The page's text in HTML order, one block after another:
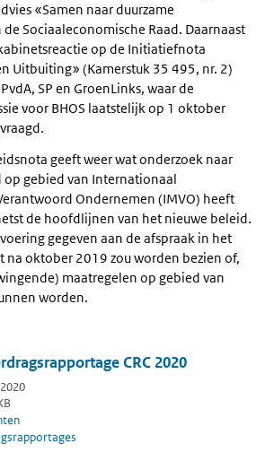
«Samen naar duurzame
Sociaaleconomische Raad. Daarnaast
op de Initiatiefnota
Uitbuiting» (Kamerstuk 35 495, nr. 2)
SP en GroenLinks, waar de
voor BHOS laatstelijk op 1 oktober
geeft weer wat onderzoek naar
gebied van Internationaal
Ondernemen (IMVO) heeft
de hoofdlijnen van het nieuwe beleid.
gegeven aan de afspraak in het
na oktober 2019 zou worden bezien of,
maatregelen op gebied van
worden.
CRC 2020